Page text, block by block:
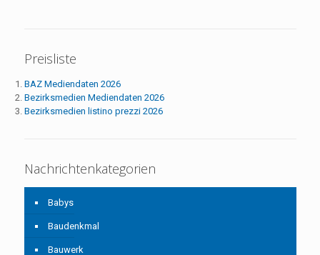
Preisliste
BAZ Mediendaten 2026
Bezirksmedien Mediendaten 2026
Bezirksmedien listino prezzi 2026
Nachrichtenkategorien
Babys
Baudenkmal
Bauwerk